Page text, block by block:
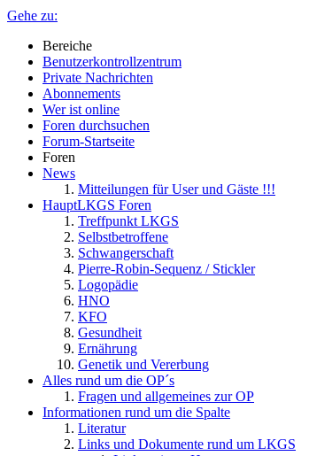
Gehe zu:
Bereiche
Benutzerkontrollzentrum
Private Nachrichten
Abonnements
Wer ist online
Foren durchsuchen
Forum-Startseite
Foren
News
Mitteilungen für User und Gäste !!!
HauptLKGS Foren
Treffpunkt LKGS
Selbstbetroffene
Schwangerschaft
Pierre-Robin-Sequenz / Stickler
Logopädie
HNO
KFO
Gesundheit
Ernährung
Genetik und Vererbung
Alles rund um die OP´s
Fragen und allgemeines zur OP
Informationen rund um die Spalte
Literatur
Links und Dokumente rund um LKGS